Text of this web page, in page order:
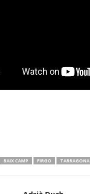
BAIX CAMP FIRGO TARRAGONA